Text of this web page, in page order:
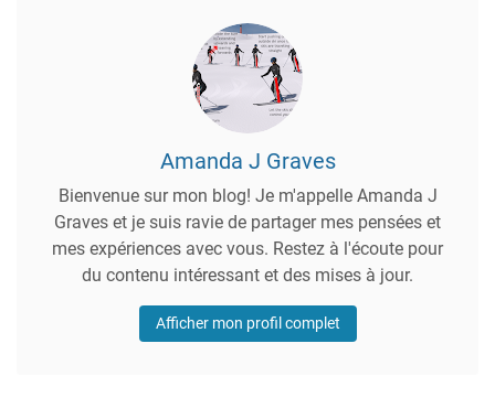
Amanda J Graves
Bienvenue sur mon blog! Je m'appelle Amanda J
Graves et je suis ravie de partager mes pensées et
mes expériences avec vous. Restez à l'écoute pour
du contenu intéressant et des mises à jour.
Afficher mon profil complet